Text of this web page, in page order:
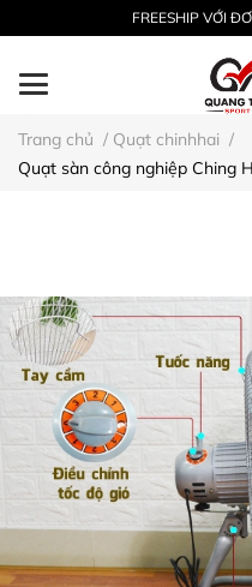
FREESHIP VỚI
Trang chủ / Quạt chinhhai /
Quạt sàn công nghiệp Ching